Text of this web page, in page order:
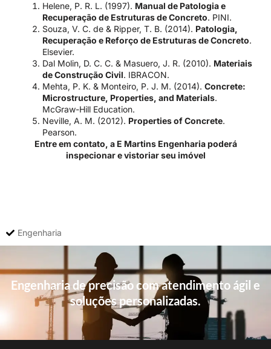
Helene, P. R. L. (1997). Manual de Patologia e
Recuperação de Estruturas de Concreto. PINI.
Souza, V. C. de & Ripper, T. B. (2014). Patologia,
Recuperação e Reforço de Estruturas de Concreto.
Elsevier.
Dal Molin, D. C. C. & Masuero, J. R. (2010). Materiais
de Construção Civil. IBRACON.
Mehta, P. K. & Monteiro, P. J. M. (2014). Concrete:
Microstructure, Properties, and Materials.
McGraw-Hill Education.
Neville, A. M. (2012). Properties of Concrete.
Pearson.
Entre em contato, a E Martins Engenharia poderá
inspecionar e vistoriar seu imóvel
Engenharia
Engenharia de precisão com atendimento ágil e
soluções personalizadas.